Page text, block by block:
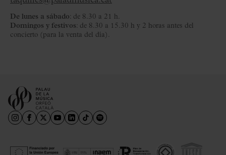
De lunes a sábado: de 8.30 a 21 h.
Domingos y festivos: de 8.30 a 15.30 h y 2 horas antes del
concierto (para la venta del día).